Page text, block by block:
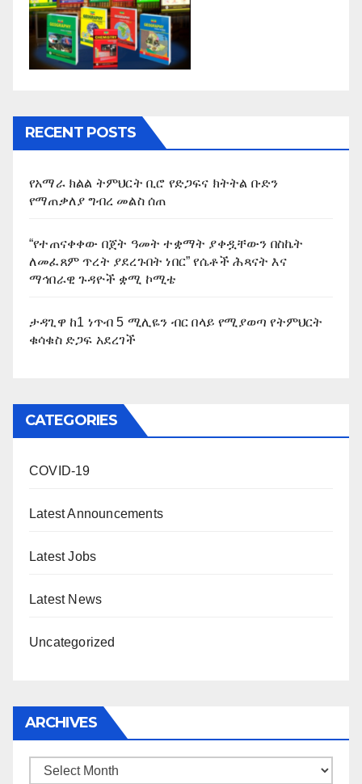
RECENT POSTS
የአማራ ክልል ትምህርት ቢሮ የድጋፍና ክትትል ቡድን
የማጠቃለያ ግብረ መልስ ሰጠ
“የተጠናቀቀው በጀት ዓመት ተቋማት ያቀዷቸውን በስኬት
ለመፈጸም ጥረት ያደረጉበት ነበር” የሴቶች ሕጻናት እና
ማኅበራዊ ጉዳዮች ቋሚ ኮሚቴ
ታዳጊዋ ከ1 ነጥብ 5 ሚሊዬን ብር በላይ የሚያወጣ የትምህርት
ቁሳቁስ ድጋፍ አደረገች
CATEGORIES
COVID-19
Latest Announcements
Latest Jobs
Latest News
Uncategorized
ARCHIVES
Archives